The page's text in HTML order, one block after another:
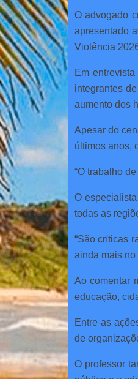
O advogado
apresentado
Violência
Em
integrantes
aumento dos
Apesar do
últimos anos,
“O trabalho
O
todas as
“São críticas
ainda mais no
Ao comentar
educação,
Entre as
de
O professor